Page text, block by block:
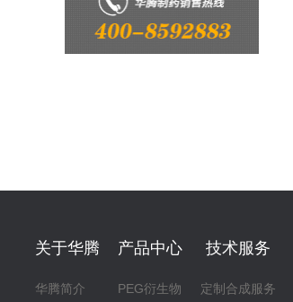
关于华腾
华腾简介
产品中心
PEG衍生物
技术服务
定制合成服务